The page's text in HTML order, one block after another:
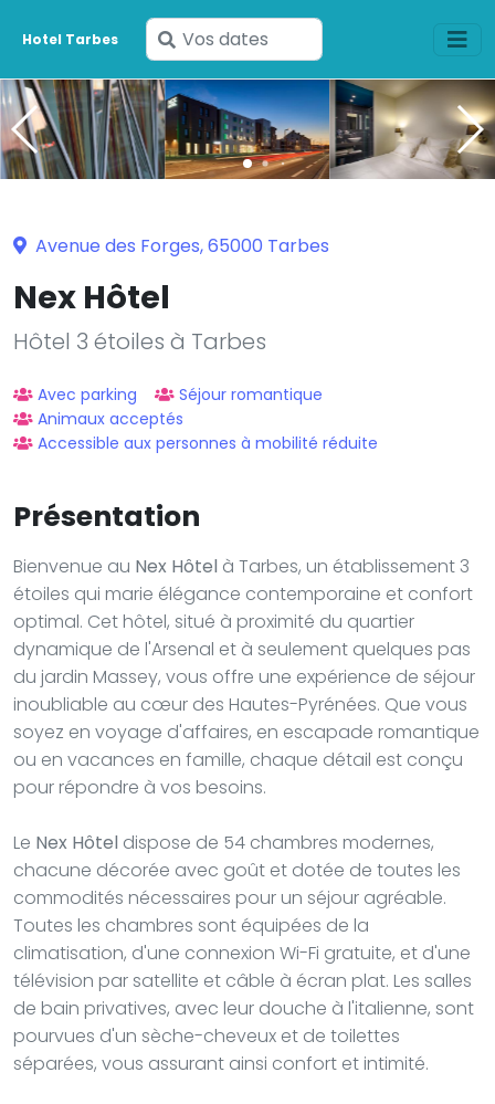
Hotel Tarbes
Saisissez
vos
dates
Avenue des Forges, 65000 Tarbes
Nex Hôtel
Hôtel 3 étoiles à Tarbes
Avec parking
Séjour romantique
Animaux acceptés
Accessible aux personnes à mobilité réduite
Présentation
Bienvenue au Nex Hôtel à Tarbes, un établissement 3
étoiles qui marie élégance contemporaine et confort
optimal. Cet hôtel, situé à proximité du quartier
dynamique de l'Arsenal et à seulement quelques pas
du jardin Massey, vous offre une expérience de séjour
inoubliable au cœur des Hautes-Pyrénées. Que vous
soyez en voyage d'affaires, en escapade romantique
ou en vacances en famille, chaque détail est conçu
pour répondre à vos besoins.
Le Nex Hôtel dispose de 54 chambres modernes,
chacune décorée avec goût et dotée de toutes les
commodités nécessaires pour un séjour agréable.
Toutes les chambres sont équipées de la
climatisation, d'une connexion Wi-Fi gratuite, et d'une
télévision par satellite et câble à écran plat. Les salles
de bain privatives, avec leur douche à l'italienne, sont
pourvues d'un sèche-cheveux et de toilettes
séparées, vous assurant ainsi confort et intimité.